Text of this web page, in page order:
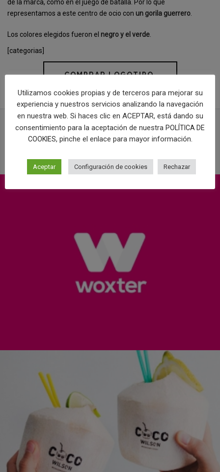
de la marca, como en el juego de batalla. Por lo que
representamos a este centro de ocio con un gorila guerrero
Los colores elegidos fueron el negro y el verde
[categorias]
COMPRAR LOGOTIPO
PROYECTOS RELACIONADOS
Utilizamos cookies propias y de terceros para mejorar su
experiencia y nuestros servicios analizando la navegación
en nuestra web. Si haces clic en ACEPTAR, está dando su
consentimiento para la aceptación de nuestra POLÍTICA DE
COOKIES, pinche el enlace para mayor información.
Aceptar Configuración de cookies Rechazar